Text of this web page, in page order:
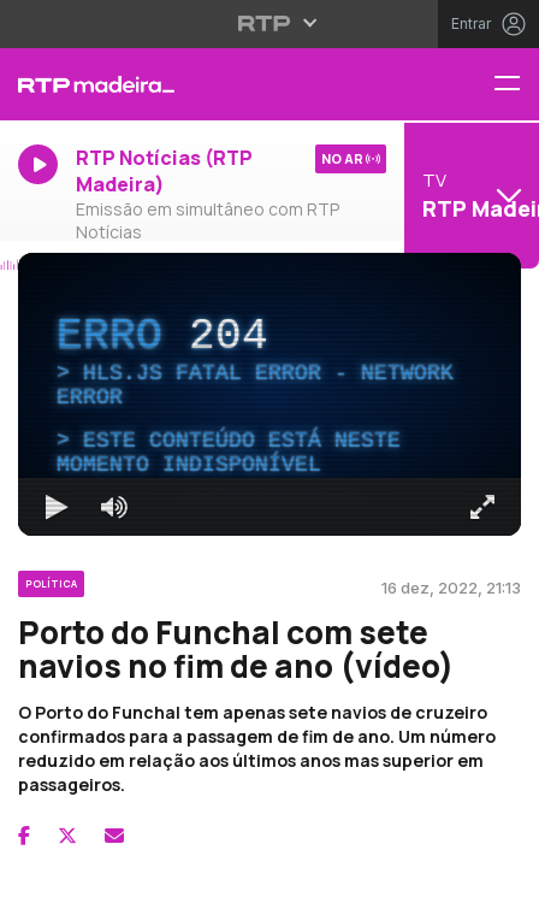
Entrar
RTP Notícias (RTP
Madeira)
Emissão em simultâneo com RTP
Notícias
NO AR
TV
RTP
ERRO204
HLS.JS FATAL ERROR - NETWORK
ERROR
ESTE CONTEÚDO ESTÁ NESTE
MOMENTO INDISPONÍVEL
POLÍTICA 16 dez, 2022, 21:13
Porto do Funchal com sete
navios no fim de ano (vídeo)
O Porto do Funchal tem apenas sete navios de cruzeiro
confirmados para a passagem de fim de ano. Um número
reduzido em relação aos últimos anos mas superior em
passageiros.